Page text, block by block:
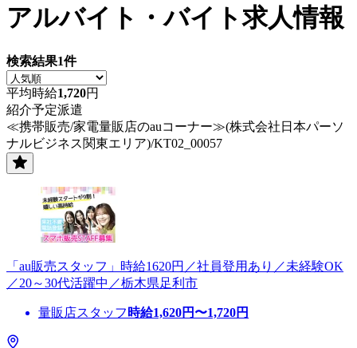
アルバイト・バイト求人情報
検索結果1件
平均時給1,720円
紹介予定派遣
≪携帯販売/家電量販店のauコーナー≫(株式会社日本パーソ
ナルビジネス関東エリア)/KT02_00057
「au販売スタッフ」時給1620円／社員登用あり／未経験OK
／20～30代活躍中／栃木県足利市
量販店スタッフ 時給1,620円〜1,720円